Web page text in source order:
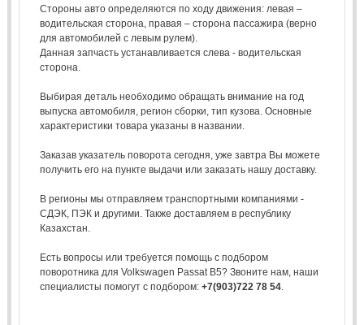
Стороны авто определяются по ходу движения: левая –
водительская сторона, правая – сторона пассажира (верно
для автомобилей с левым рулем).
Данная запчасть устанавливается слева - водительская
сторона.
Выбирая деталь необходимо обращать внимание на год
выпуска автомобиля, регион сборки, тип кузова. Основные
характеристики товара указаны в названии.
Заказав указатель поворота сегодня, уже завтра Вы можете
получить его на пункте выдачи или заказать нашу доставку.
В регионы мы отправляем транспортными компаниями -
СДЭК, ПЭК и другими. Также доставляем в республику
Казахстан.
Есть вопросы или требуется помощь с подбором
поворотника для Volkswagen Passat B5? Звоните нам, наши
специалисты помогут с подбором: +7(903)722 78 54.